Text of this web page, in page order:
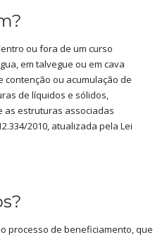
ou fora de um curso
em talvegue ou em cava
ou acumulação de
de líquidos e sólidos,
as estruturas associadas
2010, atualizada pela Lei
processo de beneficiamento, que